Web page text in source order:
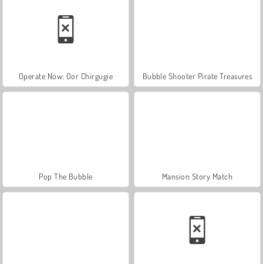
Operate Now: Oor Chirgugie Bubble Shooter Pirate Treasures
Pop The Bubble Mansion Story Match